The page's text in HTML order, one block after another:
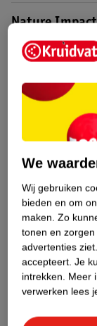
Nature
Bestel &
Aanvullende
Bekijk ook
MeerWeCare
We
Wij gebruiken
bieden en om
maken. Zo
tonen en
advertenties ziet.
accepteert. Je
intrekken. Meer
verwerken lees